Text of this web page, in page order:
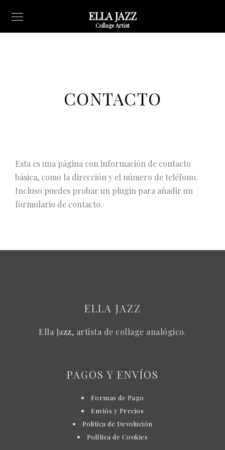
ELLA JAZZ
Collage Artist
CONTACTO
Esta es una página con información de contacto
básica, como la dirección y el número de teléfono.
Incluso puedes probar un plugin para añadir un
formulario de contacto.
ELLA JAZZ
Ella Jazz, artista de collage analógico.
PAGOS Y ENVÍOS
Formas de Pago
Enviós y Precios
Politica de Devolución
Política de Cookies